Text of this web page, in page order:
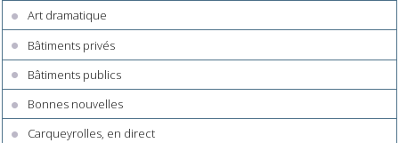
Art dramatique
Bâtiments privés
Bâtiments publics
Bonnes nouvelles
Carqueyrolles, en direct